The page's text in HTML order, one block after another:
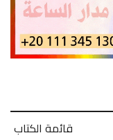
قائمة الكتاب